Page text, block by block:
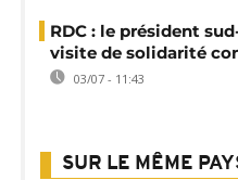
RDC : le président
visite de solidarité
03/07 - 11:43
SUR LE MÊME